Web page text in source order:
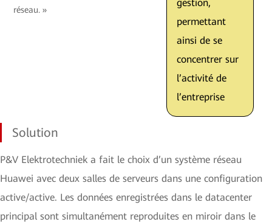
réseau. »
gestion,
permettant
ainsi de se
concentrer sur
l’activité de
l’entreprise
Solution
P&V Elektrotechniek a fait le choix d’un système réseau
Huawei avec deux salles de serveurs dans une configuration
active/active. Les données enregistrées dans le datacenter
principal sont simultanément reproduites en miroir dans le